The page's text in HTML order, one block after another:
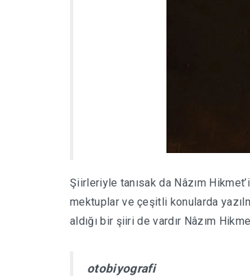
Şiirleriyle tanısak da Nâzım
mektuplar ve çeşitli konularda
aldığı bir şiiri de vardır Nâzım
otobiyografi